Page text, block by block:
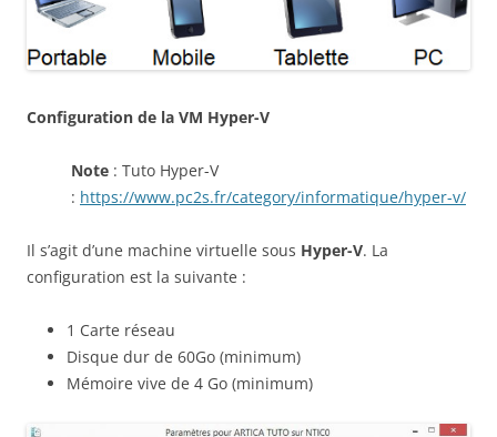
Configuration de la VM Hyper-V
Note : Tuto Hyper-V
: https://www.pc2s.fr/category/informatique/hyper-v/
Il s’agit d’une machine virtuelle sous Hyper-V. La
configuration est la suivante :
1 Carte réseau
Disque dur de 60Go (minimum)
Mémoire vive de 4 Go (minimum)